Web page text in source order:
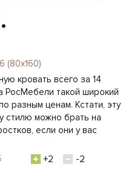
(80х160)
кровать всего за 14
РосМебели такой широкий
разным ценам. Кстати, эту
стилю можно брать на
если они у вас
+2 -2